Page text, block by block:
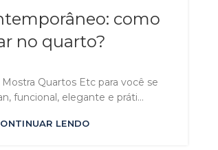
como
no quarto?
Quartos Etc para você se
funcional, elegante e práti...
LENDO